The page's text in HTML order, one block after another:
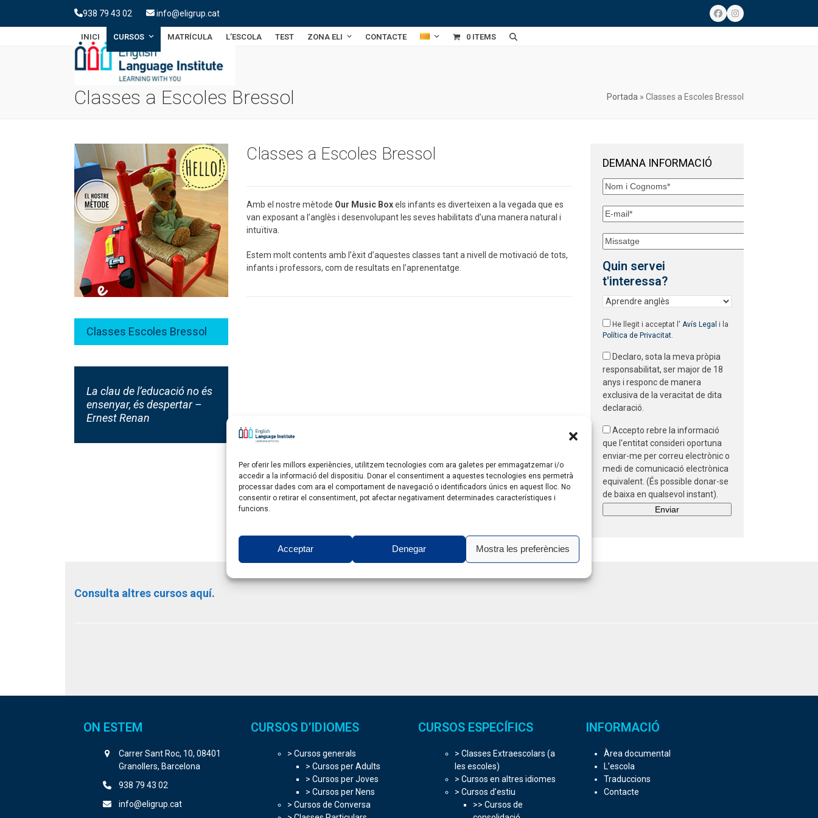
Per oferir les millors experiències, utilitzem tecnologies com ara galetes per emmagatzemar i/o
accedir a la informació del dispositiu. Donar el consentiment a aquestes tecnologies ens permetrà
processar dades com ara el comportament de navegació o identificadors únics en aquest lloc. No
consentir o retirar el consentiment, pot afectar negativament determinades característiques i
funcions.
Acceptar Denegar Mostra les preferències
938 79 43 02 info@eligrup.cat FacebookInstagram
INICI CURSOS MATRÍCULA L’ESCOLA TEST ZONA ELI CONTACTE 0 ITEMS
Classes a Escoles Bressol Portada » Classes a Escoles Bressol
Classes Escoles Bressol
La clau de l’educació no és
ensenyar, és despertar –
Ernest Renan
Classes a Escoles Bressol
Amb el nostre mètode Our Music Boxels infants es diverteixen a la vegada que es
van exposant a l’anglès i desenvolupant les seves habilitats d’una manera natural i
intuïtiva.
Estem molt contents amb l’èxit d’aquestes classes tant a nivell de motivació de tots,
infants i professors, com de resultats en l’aprenentatge.
DEMANA INFORMACIÓ
Quin servei
t'interessa?
He llegit i acceptat l' Avís Legal i la
Política de Privacitat.
Declaro, sota la meva pròpia
responsabilitat, ser major de 18
anys i responc de manera
exclusiva de la veracitat de dita
declaració.
Accepto rebre la informació
que l'entitat consideri oportuna
enviar-me per correu electrònic o
medi de comunicació electrònica
equivalent. (És possible donar-se
de baixa en qualsevol instant).
Consulta altres cursos aquí.
ON ESTEM
Carrer Sant Roc, 10, 08401
Granollers, Barcelona
938 79 43 02
info@eligrup.cat
CURSOS D’IDIOMES
> Cursos generals
> Cursos per Adults
> Cursos per Joves
> Cursos per Nens
> Cursos de Conversa
CURSOS ESPECÍFICS
> Classes Extraescolars (a
les escoles)
> Cursos en altres idiomes
> Cursos d’estiu
>> Cursos de
INFORMACIÓ
Àrea documental
L’escola
Traduccions
Contacte